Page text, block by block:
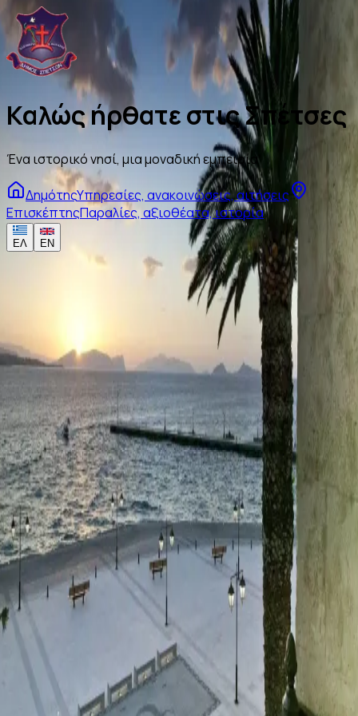
Καλώς ήρθατε στις Σπέτσες
Ένα ιστορικό νησί, μια μοναδική εμπειρία
ΔημότηςΥπηρεσίες, ανακοινώσεις, αιτήσεις
ΕπισκέπτηςΠαραλίες, αξιοθέατα, ιστορία
ΕΛ EN